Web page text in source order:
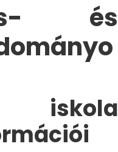
és
iskola